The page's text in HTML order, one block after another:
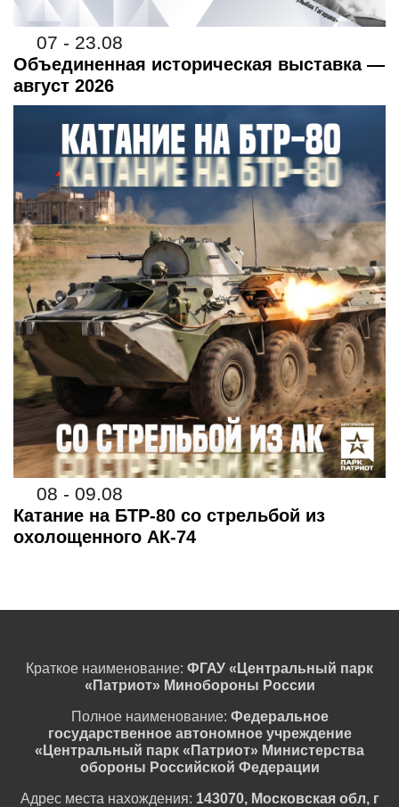
07 - 23.08
Объединенная историческая выставка —
август 2026
08 - 09.08
Катание на БТР-80 со стрельбой из
охолощенного АК-74
Краткое наименование: ФГАУ «Центральный парк
«Патриот» Минобороны России
Полное наименование: Федеральное
государственное автономное учреждение
«Центральный парк «Патриот» Министерства
обороны Российской Федерации
Адрес места нахождения: 143070, Московская обл, г